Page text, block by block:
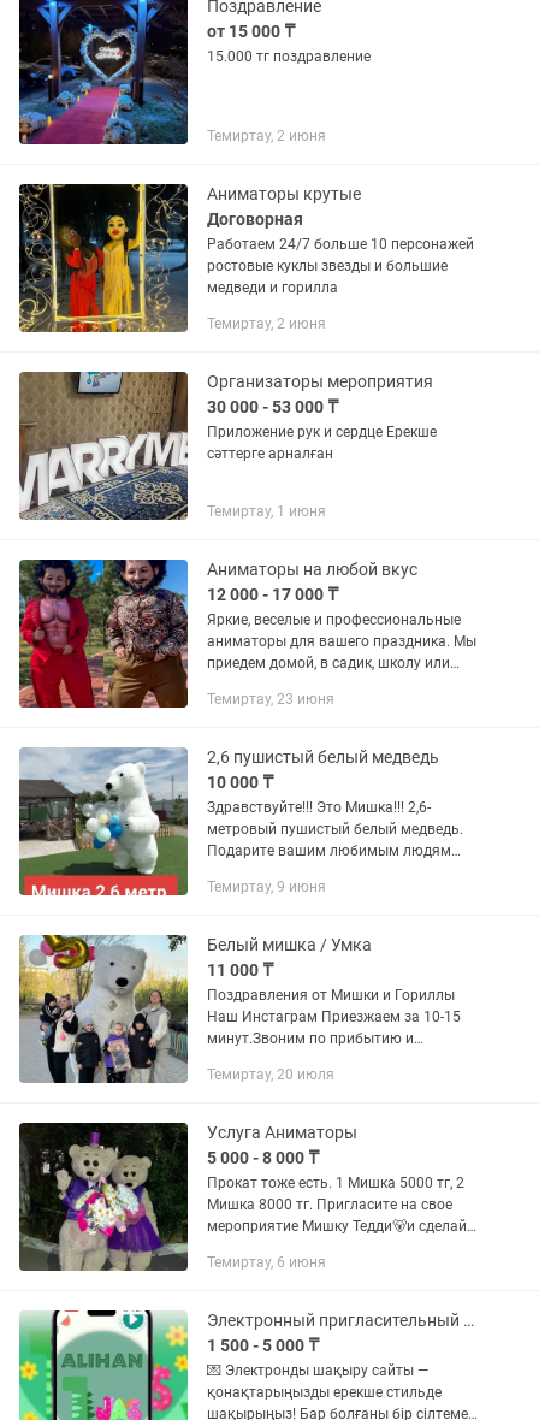
Поздравление
от 15 000 ₸
15.000 тг поздравление
Темиртау, 2 июня
Аниматоры крутые
Договорная
Работаем 24/7 больше 10 персонажей
ростовые куклы звезды и большие
медведи и горилла
Темиртау, 2 июня
Организаторы мероприятия
30 000 - 53 000 ₸
Приложение рук и сердце Ерекше
сәттерге арналған
Темиртау, 1 июня
Аниматоры на любой вкус
12 000 - 17 000 ₸
Яркие, веселые и профессиональные
аниматоры для вашего праздника. Мы
приедем домой, в садик, школу или
настоящего праздника! В программе: ✨
Темиртау, 23 июня
2,6 пушистый белый медведь
10 000 ₸
Здравствуйте!!! Это Мишка!!! 2,6-
метровый пушистый белый медведь.
Подарите вашим любимым людям
настроение Мишка выезжает На:
Темиртау, 9 июня
Белый мишка / Умка
11 000 ₸
Поздравления от Мишки и Гориллы
Наш Инстаграм Приезжаем за 10-15
минут.Звоним по прибытию и
Программу входят. 1) Вручения вашего
Темиртау, 20 июля
Услуга Аниматоры
5 000 - 8 000 ₸
Прокат тоже есть. 1 Мишка 5000 тг, 2
Мишка 8000 тг. Пригласите на свое
мероприятие Мишку Тедди🐻и сделайте
Любое важное событие можно
Темиртау, 6 июня
Электронный пригласительный тойға Темиртау
1 500 - 5 000 ₸
💌 Электронды шақыру сайты —
қонақтарыңызды ерекше стильде
шақырыңыз! Бар болғаны бір сілтемені